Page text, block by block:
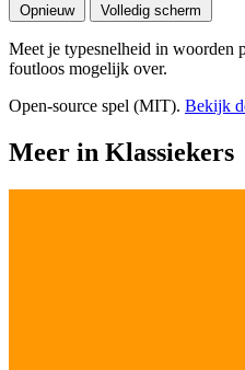
Opnieuw Volledig scherm
Meet je typesnelheid in woorden
foutloos mogelijk over.
Open-source spel (MIT). Bekijk
Meer in Klassiekers